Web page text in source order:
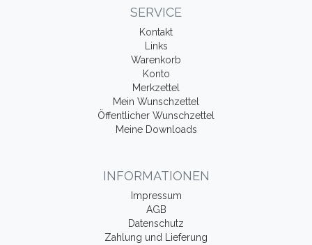
SERVICE
Kontakt
Links
Warenkorb
Konto
Merkzettel
Mein Wunschzettel
Öffentlicher Wunschzettel
Meine Downloads
INFORMATIONEN
Impressum
AGB
Datenschutz
Zahlung und Lieferung